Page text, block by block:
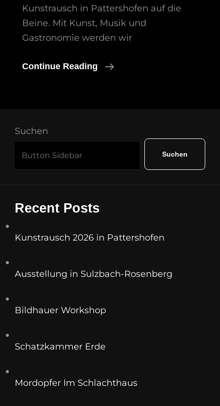
Kunstrausch in Pattershofen auf die
Beine. Mit Kunst, Musik und
Gastronomie werden wir
Continue Reading
Kunstrausch
Suchen
Suchen
Recent Posts
Kunstrausch 2026 in Pattershofen
Ausstellung in Sulzbach-Rosenberg
Bildhauer Workshop
Schatzkammer Erde
Mordopfer Im Schlachthaus